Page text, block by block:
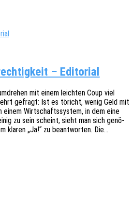
– Editorial
mit einem leich­ten Coup viel
gefragt: Ist es töricht, wenig Geld mit
einem Wirt­schafts­sys­tem, in dem eine
zu sein scheint, sieht man sich genö­
klaren „Ja!“ zu beant­wor­ten. Die…